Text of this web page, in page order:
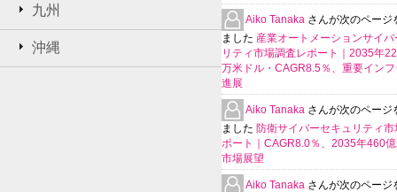
九州
沖縄
Aiko Tanaka さんが次のページ
ました 産業オートメーションサイ
リティ市場調査レポート｜2035年
万米ドル・CAGR8.5％、重要イン
進展
Aiko Tanaka さんが次のページ
ました 防衛サイバーセキュリティ
ポート｜CAGR8.0％、2035年460
市場展望
Aiko Tanaka さんが次のページ